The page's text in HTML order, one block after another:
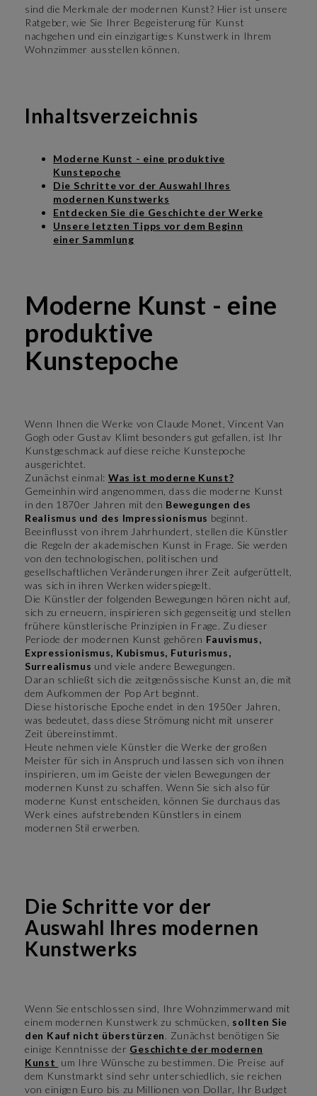
sind die Merkmale der modernen Kunst? Hier ist unsere
Ratgeber, wie Sie Ihrer Begeisterung für Kunst
nachgehen und ein einzigartiges Kunstwerk in Ihrem
Wohnzimmer ausstellen können.
Inhaltsverzeichnis
Moderne Kunst - eine produktive
Kunstepoche
Die Schritte vor der Auswahl Ihres
modernen Kunstwerks
Entdecken Sie die Geschichte der Werke
Unsere letzten Tipps vor dem Beginn
einer Sammlung
Moderne Kunst - eine
produktive
Kunstepoche
Wenn Ihnen die Werke von Claude Monet, Vincent Van
Gogh oder Gustav Klimt besonders gut gefallen, ist Ihr
Kunstgeschmack auf diese reiche Kunstepoche
ausgerichtet.
Zunächst einmal: Was ist moderne Kunst?
Gemeinhin wird angenommen, dass die moderne Kunst
in den 1870er Jahren mit den Bewegungen des
Realismus und des Impressionismus beginnt.
Beeinflusst von ihrem Jahrhundert, stellen die Künstler
die Regeln der akademischen Kunst in Frage. Sie werden
von den technologischen, politischen und
gesellschaftlichen Veränderungen ihrer Zeit aufgerüttelt,
was sich in ihren Werken widerspiegelt.
Die Künstler der folgenden Bewegungen hören nicht auf,
sich zu erneuern, inspirieren sich gegenseitig und stellen
frühere künstlerische Prinzipien in Frage. Zu dieser
Periode der modernen Kunst gehören Fauvismus,
Expressionismus, Kubismus, Futurismus,
Surrealismus und viele andere Bewegungen.
Daran schließt sich die zeitgenössische Kunst an, die mit
dem Aufkommen der Pop Art beginnt.
Diese historische Epoche endet in den 1950er Jahren,
was bedeutet, dass diese Strömung nicht mit unserer
Zeit übereinstimmt.
Heute nehmen viele Künstler die Werke der großen
Meister für sich in Anspruch und lassen sich von ihnen
inspirieren, um im Geiste der vielen Bewegungen der
modernen Kunst zu schaffen. Wenn Sie sich also für
moderne Kunst entscheiden, können Sie durchaus das
Werk eines aufstrebenden Künstlers in einem
modernen Stil erwerben.
Die Schritte vor der
Auswahl Ihres modernen
Kunstwerks
Wenn Sie entschlossen sind, Ihre Wohnzimmerwand mit
einem modernen Kunstwerk zu schmücken, sollten Sie
den Kauf nicht überstürzen. Zunächst benötigen Sie
einige Kenntnisse der Geschichte der modernen
Kunst um Ihre Wünsche zu bestimmen. Die Preise auf
dem Kunstmarkt sind sehr unterschiedlich, sie reichen
von einigen Euro bis zu Millionen von Dollar, Ihr Budget